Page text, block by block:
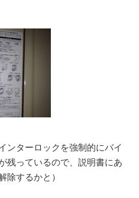
ンターロックを強制的にバイ
残っているので、説明書にあ
除するかと）